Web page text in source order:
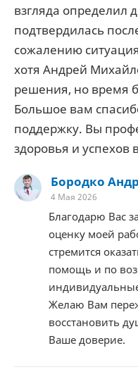
взгляда определил
подтвердилась
сожалению
хотя Андрей
решения, но время
Большое вам
поддержку. Вы
здоровья и успехов
Бородко
4 Мая 2026
Благодарю Вас
оценку моей
стремится
помощь и по
Желаю Вам
восстановить
Ваше доверие.